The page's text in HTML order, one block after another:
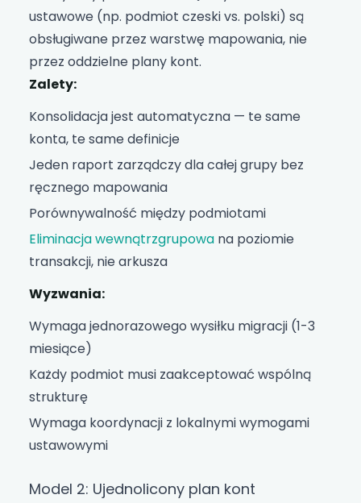
ustawowe (np. podmiot czeski vs. polski) są
obsługiwane przez warstwę mapowania, nie
przez oddzielne plany kont.
Zalety:
Konsolidacja jest automatyczna — te same
konta, te same definicje
Jeden raport zarządczy dla całej grupy bez
ręcznego mapowania
Porównywalność między podmiotami
Eliminacja wewnątrzgrupowa na poziomie
transakcji, nie arkusza
Wyzwania:
Wymaga jednorazowego wysiłku migracji (1-3
miesiące)
Każdy podmiot musi zaakceptować wspólną
strukturę
Wymaga koordynacji z lokalnymi wymogami
ustawowymi
Model 2: Ujednolicony plan kont